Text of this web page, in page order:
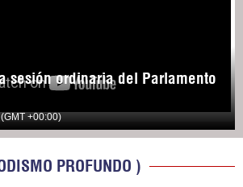
sesión ordinaria del Parlamento
+00:00)
PROFUNDO )